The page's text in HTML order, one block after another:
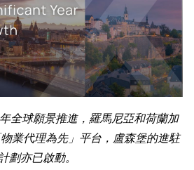
全球願景推進，羅馬尼亞和荷蘭加
業代理為先」平台，盧森堡的進駐
劃亦已啟動。